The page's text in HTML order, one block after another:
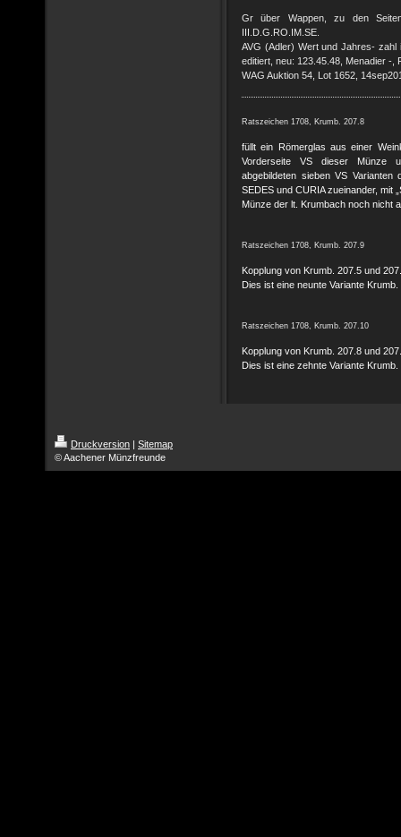
Gr über Wappen, zu den
III.D.G.RO.IM.SE.
AVG (Adler) Wert und Jahres-
editiert, neu: 123.45.48, Menadier -
WAG Auktion 54, Lot 1652,
Ratszeichen 1708, Krumb. 207.8
füllt ein Römerglas aus einer
Vorderseite VS dieser Münze
abgebildeten sieben VS
SEDES und CURIA zueinander, mit
Münze der lt. Krumbach noch nicht
Ratszeichen 1708, Krumb. 207.9
Kopplung von Krumb. 207.5 und
Dies ist eine neunte Variante Krumb.
Ratszeichen 1708, Krumb. 207.10
Kopplung von Krumb. 207.8 und
Dies ist eine zehnte Variante Krumb.
Druckversion | Sitemap
© Aachener Münzfreunde